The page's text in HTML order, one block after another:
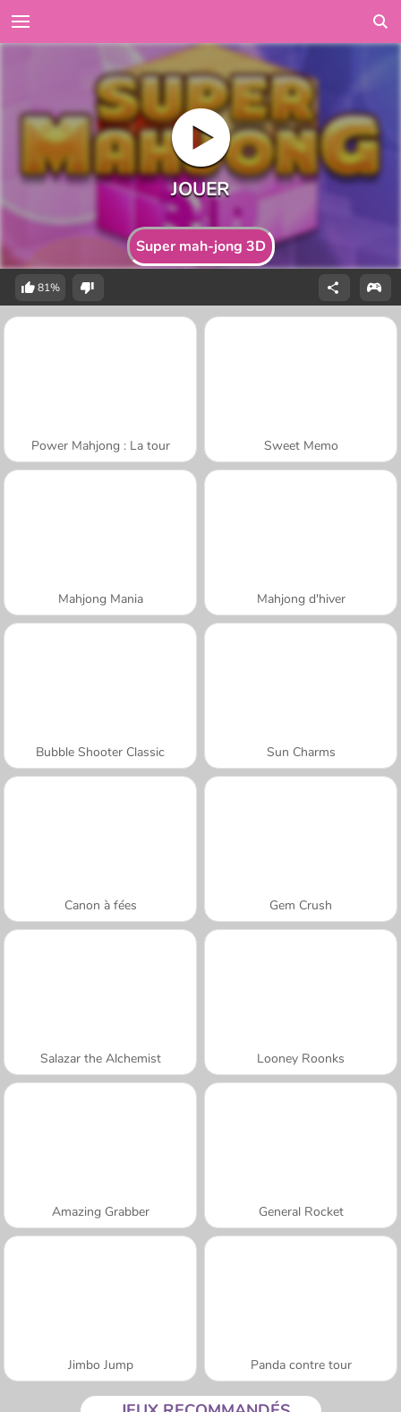
Super mah-jong 3D
81%
Power Mahjong : La tour Sweet Memo
Mahjong Mania Mahjong d'hiver
Bubble Shooter Classic Sun Charms
Canon à fées Gem Crush
Salazar the Alchemist Looney Roonks
Amazing Grabber General Rocket
Jimbo Jump Panda contre tour